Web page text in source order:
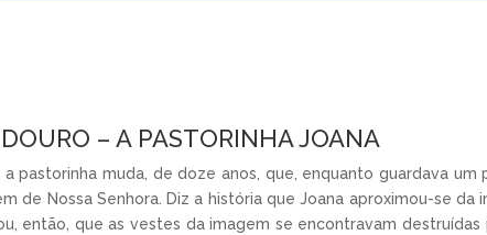
– A PASTORINHA JOANA
a pastorinha muda, de doze anos, que, enquanto guardava
de Nossa Senhora. Diz a história que Joana aproximou-se
então, que as vestes da imagem se encontravam